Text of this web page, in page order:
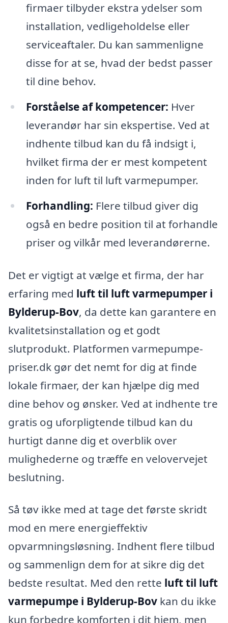
firmaer tilbyder ekstra ydelser som
installation, vedligeholdelse eller
serviceaftaler. Du kan sammenligne
disse for at se, hvad der bedst passer
til dine behov.
Forståelse af kompetencer: Hver
leverandør har sin ekspertise. Ved at
indhente tilbud kan du få indsigt i,
hvilket firma der er mest kompetent
inden for luft til luft varmepumper.
Forhandling: Flere tilbud giver dig
også en bedre position til at forhandle
priser og vilkår med leverandørerne.
Det er vigtigt at vælge et firma, der har
erfaring med luft til luft varmepumper i
Bylderup-Bov, da dette kan garantere en
kvalitetsinstallation og et godt
slutprodukt. Platformen varmepumpe-
priser.dk gør det nemt for dig at finde
lokale firmaer, der kan hjælpe dig med
dine behov og ønsker. Ved at indhente tre
gratis og uforpligtende tilbud kan du
hurtigt danne dig et overblik over
mulighederne og træffe en velovervejet
beslutning.
Så tøv ikke med at tage det første skridt
mod en mere energieffektiv
opvarmningsløsning. Indhent flere tilbud
og sammenlign dem for at sikre dig det
bedste resultat. Med den rette luft til luft
varmepumpe i Bylderup-Bov kan du ikke
kun forbedre komforten i dit hjem, men